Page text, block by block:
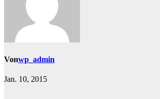
Vonwp_admin
Jan. 10, 2015